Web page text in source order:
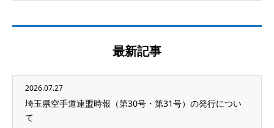
最新記事
2026.07.27
埼玉県空手道連盟時報（第30号・第31号）の発行につい
て